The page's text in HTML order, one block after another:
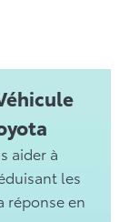
aider à
les
réponse en